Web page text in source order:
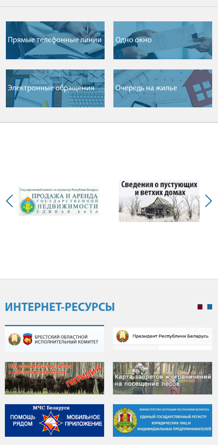
Прямые телефонные линии Одно окно
Электронные обращения Очередь на жилье
ИНТЕРНЕТ-РЕСУРСЫ